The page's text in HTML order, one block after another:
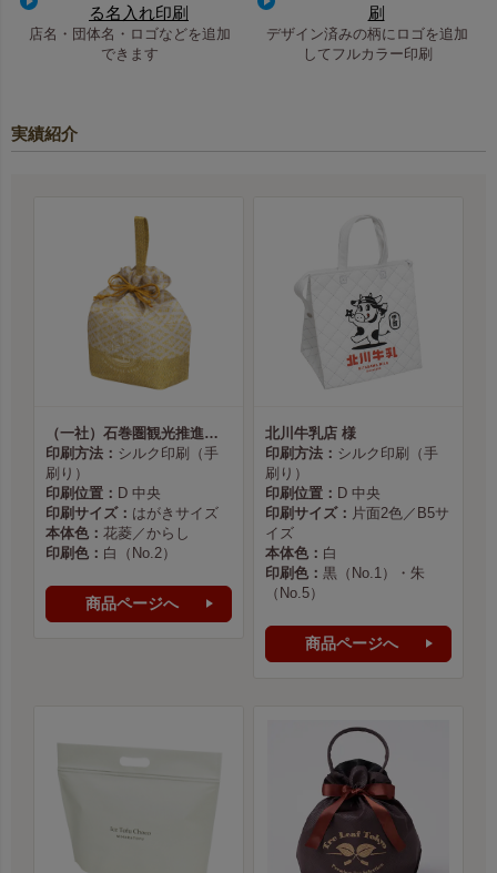
る名入れ印刷
店名・団体名・ロゴなどを追加
できます
刷
デザイン済みの柄にロゴを追加
してフルカラー印刷
実績紹介
（一社）石巻圏観光推進機構様
印刷方法： シルク印刷（手
刷り）
印刷位置： D 中央
印刷サイズ： はがきサイズ
本体色： 花菱／からし
印刷色： 白（No.2）
商品ページへ
北川牛乳店 様
印刷方法： シルク印刷（手
刷り）
印刷位置： D 中央
印刷サイズ： 片面2色／B5サ
イズ
本体色： 白
印刷色： 黒（No.1）・朱
（No.5）
商品ページへ